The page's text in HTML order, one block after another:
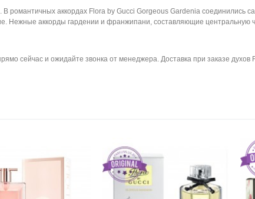
аккордах Flora by Gucci Gorgeous Gardenia соединились
Нежные аккорды гардении и франжипани, составляющие
сейчас и ожидайте звонка от менеджера. Доставка при заказе